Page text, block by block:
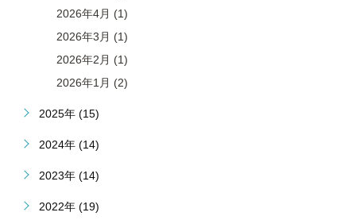
2026年4月 (1)
2026年3月 (1)
2026年2月 (1)
2026年1月 (2)
2025年 (15)
2024年 (14)
2023年 (14)
2022年 (19)